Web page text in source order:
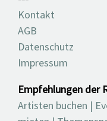
Kontakt
AGB
Datenschutz
Impressum
Empfehlungen der
Artisten buchen |